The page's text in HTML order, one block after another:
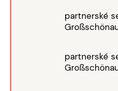
partnerské
partnerské